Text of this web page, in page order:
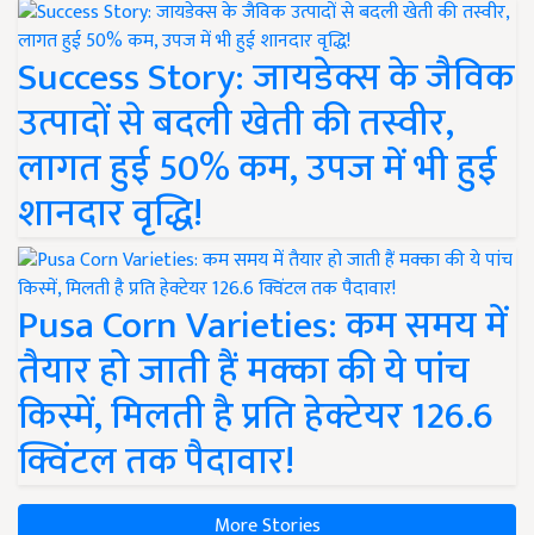
Success Story: जायडेक्स के जैविक
उत्पादों से बदली खेती की तस्वीर,
लागत हुई 50% कम, उपज में भी हुई
शानदार वृद्धि!
Pusa Corn Varieties: कम समय में
तैयार हो जाती हैं मक्का की ये पांच
किस्में, मिलती है प्रति हेक्टेयर 126.6
क्विंटल तक पैदावार!
More Stories